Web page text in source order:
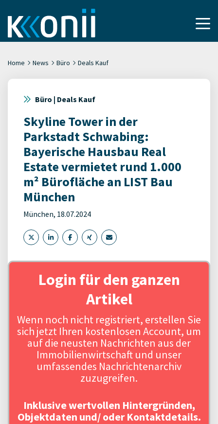
Home News Büro Deals Kauf
Büro | Deals Kauf
Skyline Tower in der
Parkstadt Schwabing:
Bayerische Hausbau Real
Estate vermietet rund 1.000
m² Bürofläche an LIST Bau
München
München, 18.07.2024
Login für den ganzen
Artikel
Wenn noch nicht registriert, erstellen Sie
sich jetzt Ihren kostenlosen Account, um
auf die neusten Nachrichten aus der
Immobilienwirtschaft und unser
umfassendes Nachrichtenarchiv
zuzugreifen.
Inklusive wertvollen Hintergründen,
Objektdaten und/ oder Kontaktdetails.